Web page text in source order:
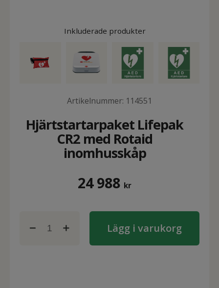
Inkluderade produkter
Artikelnummer: 114551
Hjärtstartarpaket Lifepak
CR2 med Rotaid
inomhusskåp
24 988 kr
Lägg i varukorg